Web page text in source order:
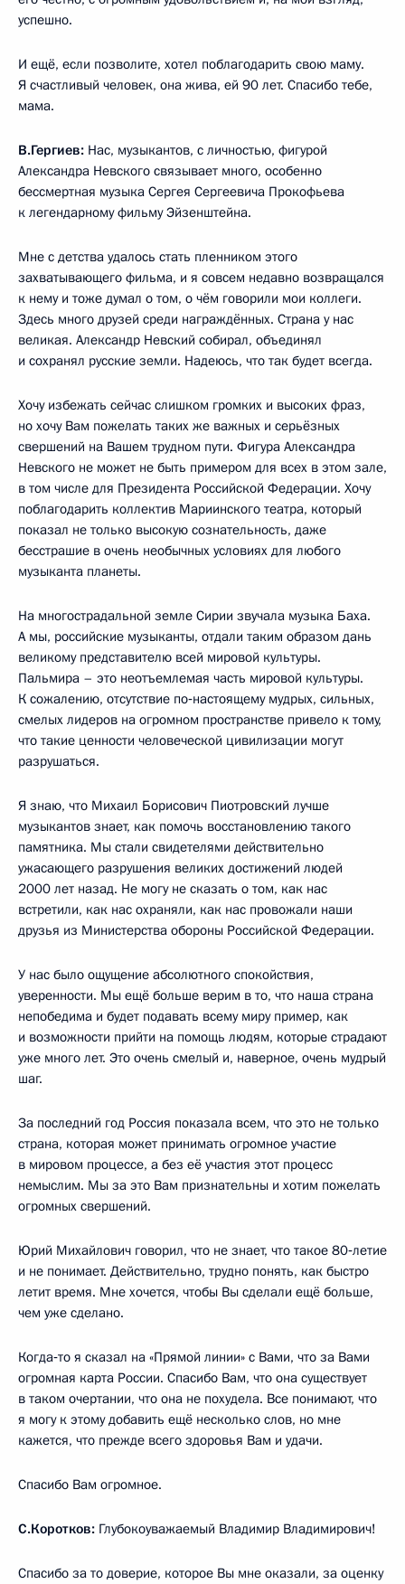
успешно.
И ещё, если позволите, хотел поблагодарить свою маму.
Я счастливый человек, она жива, ей 90 лет. Спасибо тебе,
мама.
В.Гергиев: Нас, музыкантов, с личностью, фигурой
Александра Невского связывает много, особенно
бессмертная музыка Сергея Сергеевича Прокофьева
к легендарному фильму Эйзенштейна.
Мне с детства удалось стать пленником этого
захватывающего фильма, и я совсем недавно возвращался
к нему и тоже думал о том, о чём говорили мои коллеги.
Здесь много друзей среди награждённых. Страна у нас
великая. Александр Невский собирал, объединял
и сохранял русские земли. Надеюсь, что так будет всегда.
Хочу избежать сейчас слишком громких и высоких фраз,
но хочу Вам пожелать таких же важных и серьёзных
свершений на Вашем трудном пути. Фигура Александра
Невского не может не быть примером для всех в этом зале,
в том числе для Президента Российской Федерации. Хочу
поблагодарить коллектив Мариинского театра, который
показал не только высокую сознательность, даже
бесстрашие в очень необычных условиях для любого
музыканта планеты.
На многострадальной земле Сирии звучала музыка Баха.
А мы, российские музыканты, отдали таким образом дань
великому представителю всей мировой культуры.
Пальмира – это неотъемлемая часть мировой культуры.
К сожалению, отсутствие по‑настоящему мудрых, сильных,
смелых лидеров на огромном пространстве привело к тому,
что такие ценности человеческой цивилизации могут
разрушаться.
Я знаю, что Михаил Борисович Пиотровский лучше
музыкантов знает, как помочь восстановлению такого
памятника. Мы стали свидетелями действительно
ужасающего разрушения великих достижений людей
2000 лет назад. Не могу не сказать о том, как нас
встретили, как нас охраняли, как нас провожали наши
друзья из Министерства обороны Российской Федерации.
У нас было ощущение абсолютного спокойствия,
уверенности. Мы ещё больше верим в то, что наша страна
непобедима и будет подавать всему миру пример, как
и возможности прийти на помощь людям, которые страдают
уже много лет. Это очень смелый и, наверное, очень мудрый
шаг.
За последний год Россия показала всем, что это не только
страна, которая может принимать огромное участие
в мировом процессе, а без её участия этот процесс
немыслим. Мы за это Вам признательны и хотим пожелать
огромных свершений.
Юрий Михайлович говорил, что не знает, что такое 80‑летие
и не понимает. Действительно, трудно понять, как быстро
летит время. Мне хочется, чтобы Вы сделали ещё больше,
чем уже сделано.
Когда‑то я сказал на «Прямой линии» с Вами, что за Вами
огромная карта России. Спасибо Вам, что она существует
в таком очертании, что она не похудела. Все понимают, что
я могу к этому добавить ещё несколько слов, но мне
кажется, что прежде всего здоровья Вам и удачи.
Спасибо Вам огромное.
С.Коротков: Глубокоуважаемый Владимир Владимирович!
Спасибо за то доверие, которое Вы мне оказали, за оценку